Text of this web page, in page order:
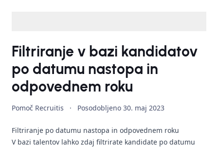
Filtriranje v bazi kandidatov
po datumu nastopa in
odpovednem roku
Pomoč Recruitis · Posodobljeno 30. maj 2023
Filtriranje po datumu nastopa in odpovednem roku
V bazi talentov lahko zdaj filtrirate kandidate po datumu